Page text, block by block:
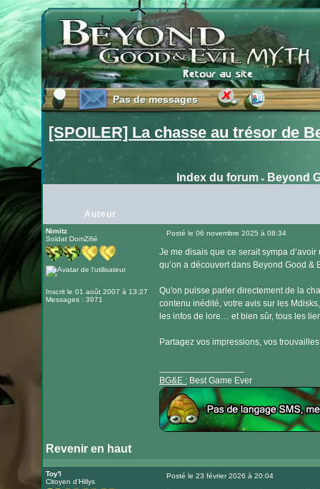
Pas de messages
Pas de messages
[SPOILER] La chasse au trésor de
Index du forum» Beyond
Auteur
Nimitz
Soldat DomZifié
Inscrit le 01 août 2007 à 13:27
Messages : 3971
Posté le 06 novembre 2025 à 08:34
Je me disais que ce serait sympa
qu’on a découvert dans Beyond Good &
Qu'on puisse parler directement de la
contenu inédité, votre avis sur les
les infos de lore… et bien sûr, tous les
Partagez vos impressions, vos
BG&E :Best Game Ever
Revenir en haut
le
Toy'l
Citoyen d'Hillys
Posté le 23 février 2026 à 20:04